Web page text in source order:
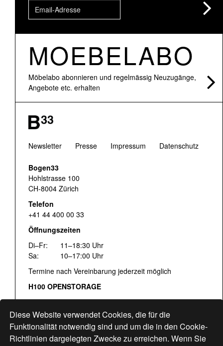
Diese Website verwendet Cookies, die für die
Funktionalität notwendig sind und um die in den Cookie-
Richtlinien dargelegten Zwecke zu erreichen. Wenn Sie
MOEBELABO
Möbelabo abonnieren und regelmässig Neuzugänge,
Angebote etc. erhalten
Newsletter Presse Impressum Datenschutz
Bogen33
Hohlstrasse 100
CH-8004 Zürich
Telefon
+41 44 400 00 33
Öffnungszeiten
Di–Fr:
11–18:30 Uhr
Sa:
10–17:00 Uhr
Termine nach Vereinbarung jederzeit möglich
H100 OPENSTORAGE
Fr:
16:00–18:30 Uhr
Sa: 12:00–17:00 Uhr
Hohlstrasse 122
www.bogen33.ch